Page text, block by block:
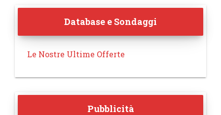
Database e Sondaggi
Le Nostre Ultime Offerte
Pubblicità